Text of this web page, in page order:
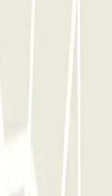
l'ensemble du
sur
et sortir du